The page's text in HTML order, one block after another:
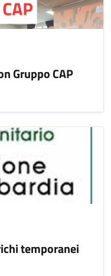
Gruppo CAP
temporanei